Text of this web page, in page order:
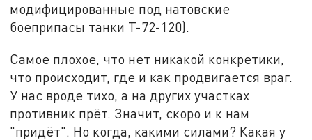
модифицированные под натовские
боеприпасы танки Т-72-120).
Самое плохое, что нет никакой конкретики,
что происходит, где и как продвигается враг.
У нас вроде тихо, а на других участках
противник прёт. Значит, скоро и к нам
"придёт". Но когда, какими силами? Какая у